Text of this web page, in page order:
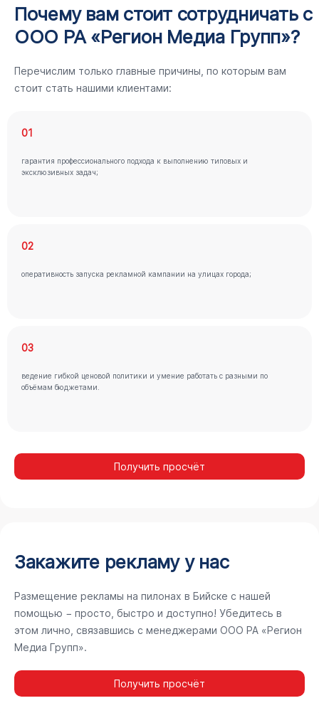
Почему вам стоит сотрудничать с
ООО РА «Регион Медиа Групп»?
Перечислим только главные причины, по которым вам
стоит стать нашими клиентами:
01
гарантия профессионального подхода к выполнению типовых и
эксклюзивных задач;
02
оперативность запуска рекламной кампании на улицах города;
03
ведение гибкой ценовой политики и умение работать с разными по
объёмам бюджетами.
Получить просчёт
Закажите рекламу у нас
Размещение рекламы на пилонах в Бийске с нашей
помощью − просто, быстро и доступно! Убедитесь в
этом лично, связавшись с менеджерами ООО РА «Регион
Медиа Групп».
Получить просчёт